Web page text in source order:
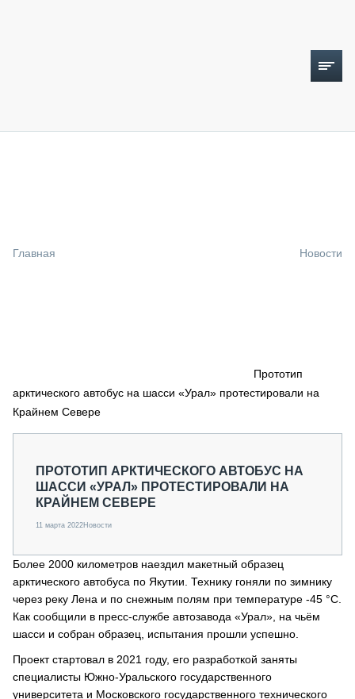
СПЕЦПРОЕКТЫ
МЕРОПРИЯТИЯ
СТАТЬИ ПО КАТЕГОРИЯМ ТЕХНИКИ
Главная Новости
Прототип
арктического автобус на шасси «Урал» протестировали на
Крайнем Севере
ПРОТОТИП АРКТИЧЕСКОГО АВТОБУС НА
ШАССИ «УРАЛ» ПРОТЕСТИРОВАЛИ НА
КРАЙНЕМ СЕВЕРЕ
11 марта 2022Новости
Более 2000 километров наездил макетный образец
арктического автобуса по Якутии. Технику гоняли по зимнику
через реку Лена и по снежным полям при температуре -45 °С.
Как сообщили в пресс-службе автозавода «Урал», на чьём
шасси и собран образец, испытания прошли успешно.
Проект стартовал в 2021 году, его разработкой заняты
специалисты Южно-Уральского государственного
университета и Московского государственного технического